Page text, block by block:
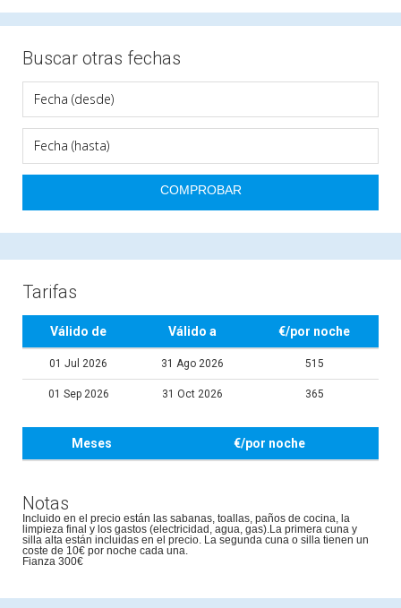
Buscar otras fechas
Tarifas
Válido de Válido a €/por noche
01 Jul 2026 31 Ago 2026 515
01 Sep 2026 31 Oct 2026 365
Meses €/por noche
Notas
Incluido en el precio están las sabanas, toallas, paños de cocina, la
limpieza final y los gastos (electricidad, agua, gas).La primera cuna y
silla alta están incluidas en el precio. La segunda cuna o silla tienen un
coste de 10€ por noche cada una.
Fianza 300€